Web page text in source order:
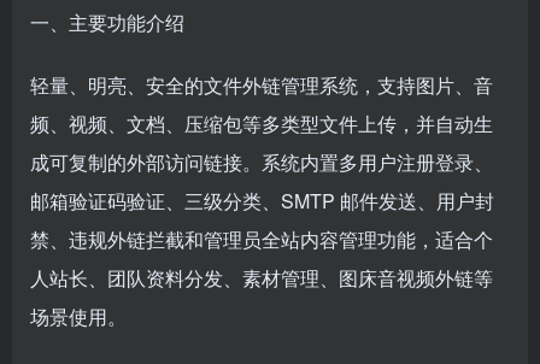
一、主要功能介绍
轻量、明亮、安全的文件外链管理系统 ，支持图片、音
频、视频、文档、压缩包等多类型文件上传，并自动生
成可复制的外部访问链接。系统内置多用户注册登录、
邮箱验证码验证、三级分类、SMTP 邮件发送、用户封
禁、违规外链拦截和管理员全站内容管理功能，适合个
人站长、团队资料分发、素材管理、图床音视频外链等
场景使用。